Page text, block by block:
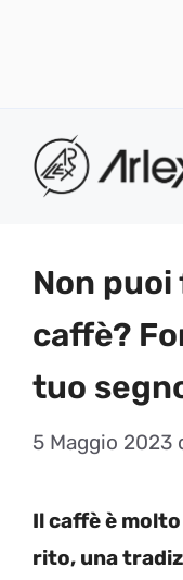
contenuto
Non puoi
caffè?
tuo
5 Maggio 2023
Il caffè è
rito, una